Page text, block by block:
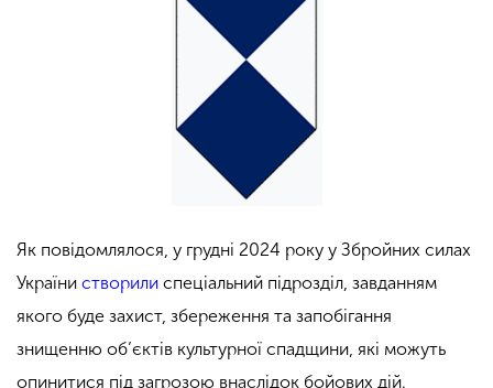
Як повідомлялося, у грудні 2024 року у Збройних силах
України створили спеціальний підрозділ, завданням
якого буде захист, збереження та запобігання
знищенню об’єктів культурної спадщини, які можуть
опинитися під загрозою внаслідок бойових дій.